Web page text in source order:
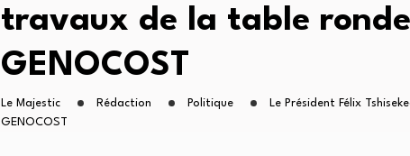
travaux de la table
GENOCOST
Le Majestic Rédaction Politique
Le Président Félix
GENOCOST